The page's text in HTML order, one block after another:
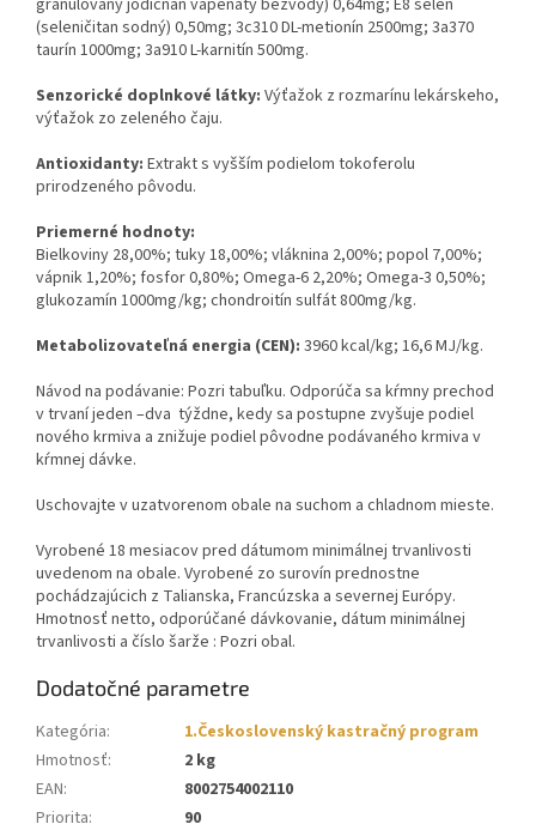
granulovaný jodičnan vápenatý bezvodý) 0,64mg; E8 selén
(seleničitan sodný) 0,50mg; 3c310 DL-metionín 2500mg; 3a370
taurín 1000mg; 3a910 L-karnitín 500mg.
Senzorické doplnkové látky: Výťažok z rozmarínu lekárskeho,
výťažok zo zeleného čaju.
Antioxidanty: Extrakt s vyšším podielom tokoferolu
prirodzeného pôvodu.
Priemerné hodnoty:
Bielkoviny 28,00%; tuky 18,00%; vláknina 2,00%; popol 7,00%;
vápnik 1,20%; fosfor 0,80%; Omega-6 2,20%; Omega-3 0,50%;
glukozamín 1000mg/kg; chondroitín sulfát 800mg/kg.
Metabolizovateľná energia (CEN): 3960 kcal/kg; 16,6 MJ/kg.
Návod na podávanie: Pozri tabuľku. Odporúča sa kŕmny prechod
v trvaní jeden –dva týždne, kedy sa postupne zvyšuje podiel
nového krmiva a znižuje podiel pôvodne podávaného krmiva v
kŕmnej dávke.
Uschovajte v uzatvorenom obale na suchom a chladnom mieste.
Vyrobené 18 mesiacov pred dátumom minimálnej trvanlivosti
uvedenom na obale. Vyrobené zo surovín prednostne
pochádzajúcich z Talianska, Francúzska a severnej Európy.
Hmotnosť netto, odporúčané dávkovanie, dátum minimálnej
trvanlivosti a číslo šarže : Pozri obal.
Dodatočné parametre
Kategória:
1.Československý kastračný program
Hmotnosť:
2 kg
EAN:
8002754002110
Priorita:
90